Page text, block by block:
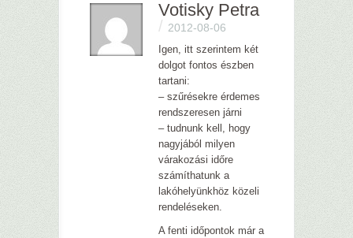
Votisky Petra
/ 2012-08-06
Igen, itt szerintem két
dolgot fontos észben
tartani:
– szűrésekre érdemes
rendszeresen járni
– tudnunk kell, hogy
nagyjából milyen
várakozási időre
számíthatunk a
lakóhelyünkhöz közeli
rendeléseken.
A fenti időpontok már a